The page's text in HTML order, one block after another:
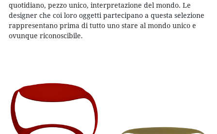
quotidiano, pezzo unico, interpretazione del mondo. Le
designer che coi loro oggetti partecipano a questa selezione
rappresentano prima di tutto uno stare al mondo unico e
ovunque riconoscibile.